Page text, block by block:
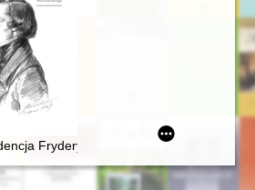
Konkursu Pianistycznego im.
Fryderyka Chopina. T. 3 cz. 3,